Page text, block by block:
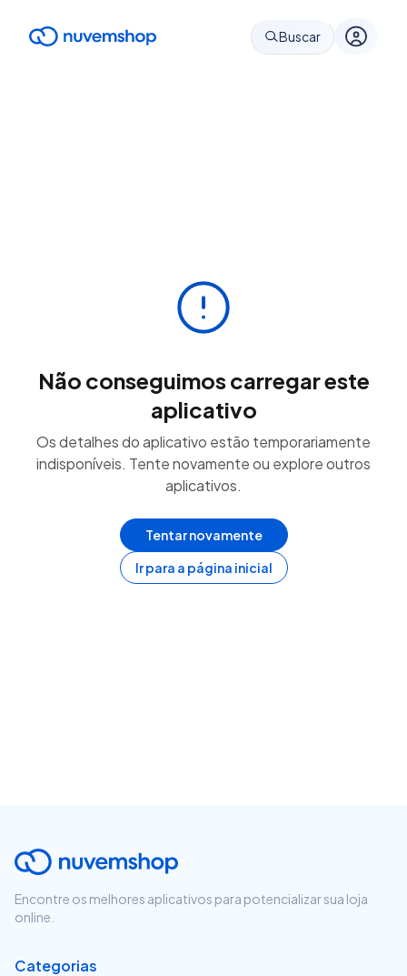
Buscar
Não conseguimos carregar este
aplicativo
Os detalhes do aplicativo estão temporariamente
indisponíveis. Tente novamente ou explore outros
aplicativos.
Tentar novamente
Ir para a página inicial
Encontre os melhores aplicativos para potencializar sua loja
online.
Categorias